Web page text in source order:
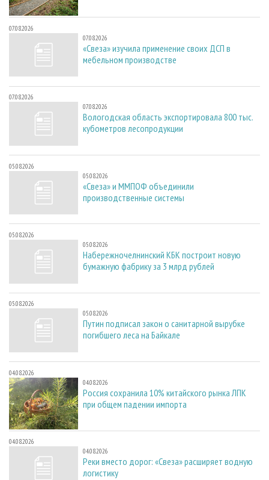
07.08.2026
07.08.2026
«Свеза» изучила применение своих ДСП в
мебельном производстве
07.08.2026
07.08.2026
Вологодская область экспортировала 800 тыс.
кубометров лесопродукции
05.08.2026
05.08.2026
«Свеза» и ММПОФ объединили
производственные системы
05.08.2026
05.08.2026
Набережночелнинский КБК построит новую
бумажную фабрику за 3 млрд рублей
05.08.2026
05.08.2026
Путин подписал закон о санитарной вырубке
погибшего леса на Байкале
04.08.2026
04.08.2026
Россия сохранила 10% китайского рынка ЛПК
при общем падении импорта
04.08.2026
04.08.2026
Реки вместо дорог: «Свеза» расширяет водную
логистику